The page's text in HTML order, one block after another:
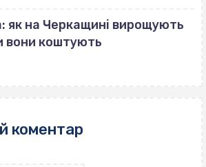
як на Черкащині вирощують
вони коштують
коментар